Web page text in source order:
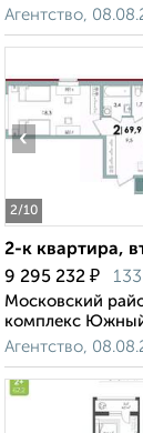
Агентство,
2/10
‹
2-к квартира,
9 295 232 ₽
Московский
комплекс
Агентство,